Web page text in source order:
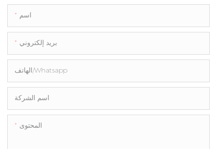
اسم
بريد إلكتروني
الهاتف/whatsapp
اسم الشركة
المحتوى